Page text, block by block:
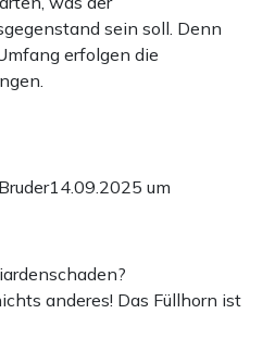
sein soll. Denn
erfolgen die
14.09.2025 um
anderes! Das Füllhorn ist